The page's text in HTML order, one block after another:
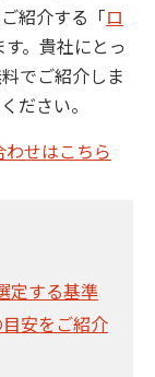
紹介する「ロ
。貴社にとっ
でご紹介しま
ださい。
わせはこちら
定する基準
安をご紹介